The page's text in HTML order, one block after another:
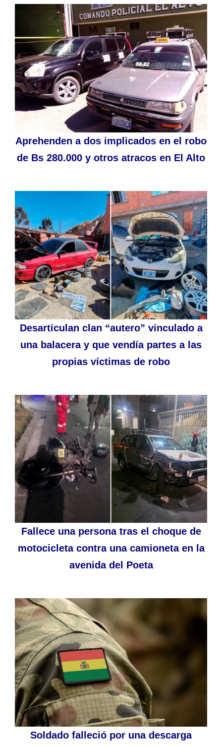
Aprehenden a dos implicados en el robo
de Bs 280.000 y otros atracos en El Alto
Desarticulan clan “autero” vinculado a
una balacera y que vendía partes a las
propias víctimas de robo
Fallece una persona tras el choque de
motocicleta contra una camioneta en la
avenida del Poeta
Soldado falleció por una descarga